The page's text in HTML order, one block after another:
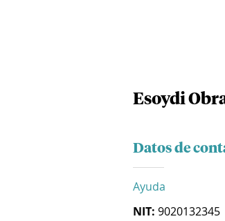
Esoydi
Datos de
Ayuda
NIT: 9020132345